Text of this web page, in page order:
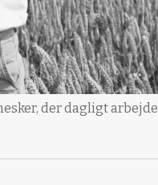
der dagligt